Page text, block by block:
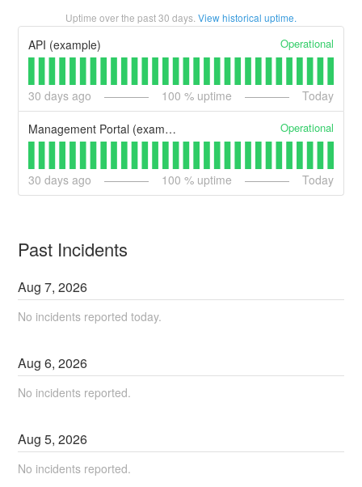
Uptime over the past30 days. View historical uptime.
API (example) Operational
30 days ago 100 % uptime Today
Management Portal (example) Operational
30 days ago 100 % uptime Today
Past Incidents
Aug7,2026
No incidents reported today.
Aug6,2026
No incidents reported.
Aug5,2026
No incidents reported.